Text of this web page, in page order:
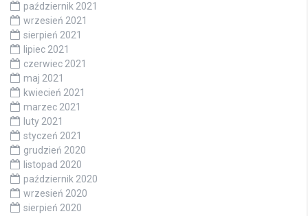
październik 2021
wrzesień 2021
sierpień 2021
lipiec 2021
czerwiec 2021
maj 2021
kwiecień 2021
marzec 2021
luty 2021
styczeń 2021
grudzień 2020
listopad 2020
październik 2020
wrzesień 2020
sierpień 2020